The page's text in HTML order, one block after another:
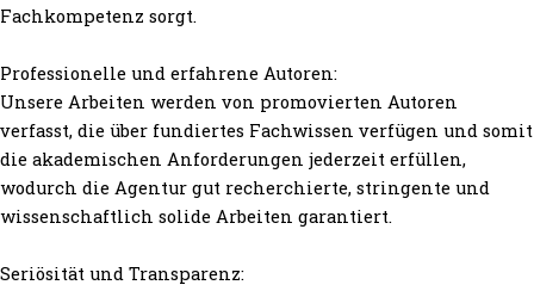
Fachkompetenz sorgt.
Professionelle und erfahrene Autoren:
Unsere Arbeiten werden von promovierten Autoren
verfasst, die über fundiertes Fachwissen verfügen und somit
die akademischen Anforderungen jederzeit erfüllen,
wodurch die Agentur gut recherchierte, stringente und
wissenschaftlich solide Arbeiten garantiert.
Seriösität und Transparenz: